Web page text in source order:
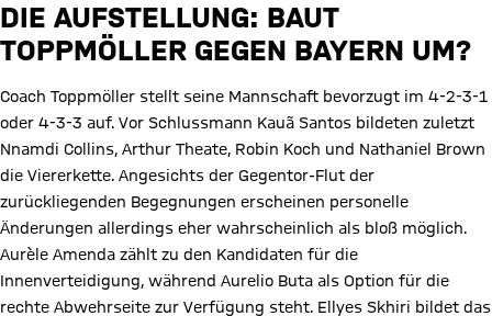
DIE AUFSTELLUNG: BAUT
TOPPMÖLLER GEGEN BAYERN UM?
Coach Toppmöller stellt seine Mannschaft bevorzugt im 4-2-3-1
oder 4-3-3 auf. Vor Schlussmann Kauã Santos bildeten zuletzt
Nnamdi Collins, Arthur Theate, Robin Koch und Nathaniel Brown
die Viererkette. Angesichts der Gegentor-Flut der
zurückliegenden Begegnungen erscheinen personelle
Änderungen allerdings eher wahrscheinlich als bloß möglich.
Aurèle Amenda zählt zu den Kandidaten für die
Innenverteidigung, während Aurelio Buta als Option für die
rechte Abwehrseite zur Verfügung steht. Ellyes Skhiri bildet das